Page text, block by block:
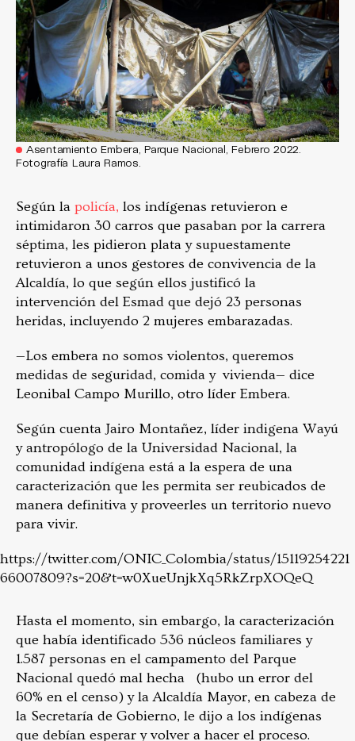
Asentamiento Embera, Parque Nacional, Febrero 2022.
Fotografía Laura Ramos.
Según la policía, los indígenas retuvieron e
intimidaron 30 carros que pasaban por la carrera
séptima, les pidieron plata y supuestamente
retuvieron a unos gestores de convivencia de la
Alcaldía, lo que según ellos justificó la
intervención del Esmad que dejó 23 personas
heridas, incluyendo 2 mujeres embarazadas.
—Los embera no somos violentos, queremos
medidas de seguridad, comida y vivienda— dice
Leonibal Campo Murillo, otro líder Embera.
Según cuenta Jairo Montañez, líder indigena Wayú
y antropólogo de la Universidad Nacional, la
comunidad indígena está a la espera de una
caracterización que les permita ser reubicados de
manera definitiva y proveerles un territorio nuevo
para vivir.
https://twitter.com/ONIC_Colombia/status/15119254221
66007809?s=20&t=w0XueUnjkXq5RkZrpXOQeQ
Hasta el momento, sin embargo, la caracterización
que había identificado 536 núcleos familiares y
1.587 personas en el campamento del Parque
Nacional quedó mal hecha (hubo un error del
60% en el censo) y la Alcaldía Mayor, en cabeza de
la Secretaría de Gobierno, le dijo a los indígenas
que debían esperar y volver a hacer el proceso.